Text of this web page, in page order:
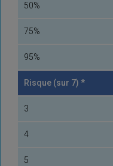
50%
75%
95%
Risque (sur 7) *
3
4
5